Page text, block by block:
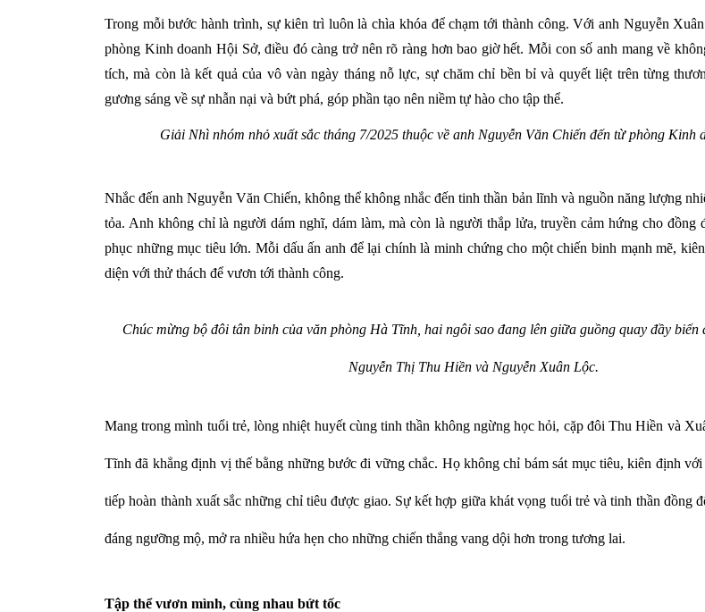
Trong mỗi bước hành trình, sự kiên trì luôn là chìa khóa để chạm tới thành công. Với anh Nguyễn
phòng Kinh doanh Hội Sở, điều đó càng trở nên rõ ràng hơn bao giờ hết. Mỗi con số anh mang về
tích, mà còn là kết quả của vô vàn ngày tháng nỗ lực, sự chăm chỉ bền bỉ và quyết liệt trên từng
gương sáng về sự nhẫn nại và bứt phá, góp phần tạo nên niềm tự hào cho tập thể.
Giải Nhì nhóm nhỏ xuất sắc tháng 7/2025 thuộc về anh Nguyễn Văn Chiến đến từ phòng Kinh
Nhắc đến anh Nguyễn Văn Chiến, không thể không nhắc đến tinh thần bản lĩnh và nguồn năng lượng
tỏa. Anh không chỉ là người dám nghĩ, dám làm, mà còn là người thắp lửa, truyền cảm hứng cho đồng
phục những mục tiêu lớn. Mỗi dấu ấn anh để lại chính là minh chứng cho một chiến binh mạnh mẽ,
diện với thử thách để vươn tới thành công.
Chúc mừng bộ đôi tân binh của văn phòng Hà Tĩnh, hai ngôi sao đang lên giữa guồng quay đầy
Nguyễn Thị Thu Hiền và Nguyễn Xuân Lộc.
Mang trong mình tuổi trẻ, lòng nhiệt huyết cùng tinh thần không ngừng học hỏi, cặp đôi Thu Hiền và
Tĩnh đã khẳng định vị thế bằng những bước đi vững chắc. Họ không chỉ bám sát mục tiêu, kiên định
tiếp hoàn thành xuất sắc những chỉ tiêu được giao. Sự kết hợp giữa khát vọng tuổi trẻ và tinh thần đồng
đáng ngưỡng mộ, mở ra nhiều hứa hẹn cho những chiến thắng vang dội hơn trong tương lai.
Tập thể vươn mình, cùng nhau bứt tốc